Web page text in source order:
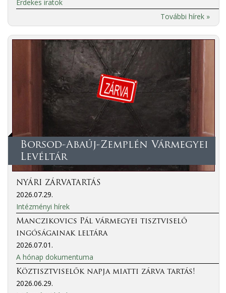
Érdekes iratok
További hírek »
Borsod-Abaúj-Zemplén Vármegyei
Levéltár
NYÁRI ZÁRVATARTÁS
2026.07.29.
Intézményi hírek
Manczikovics Pál vármegyei tisztviselő
ingóságainak leltára
2026.07.01.
A hónap dokumentuma
Köztisztviselők napja miatti zárva tartás!
2026.06.29.